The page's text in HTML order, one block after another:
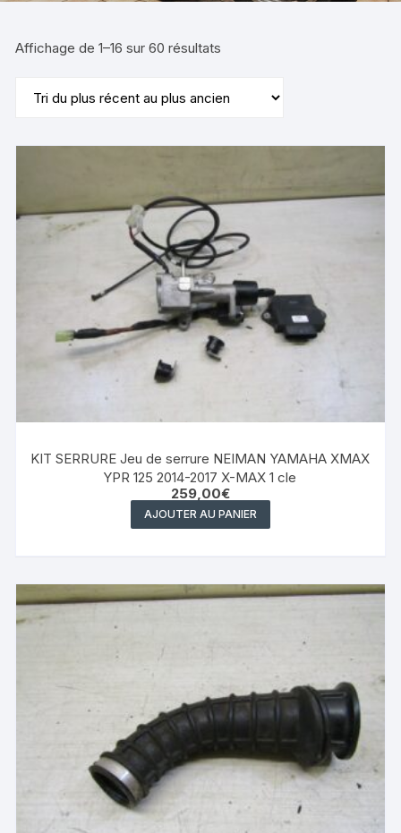
Affichage de 1–16 sur 60 résultats
KIT SERRURE Jeu de serrure NEIMAN YAMAHA XMAX
YPR 125 2014-2017 X-MAX 1 cle
259,00€
AJOUTER AU PANIER